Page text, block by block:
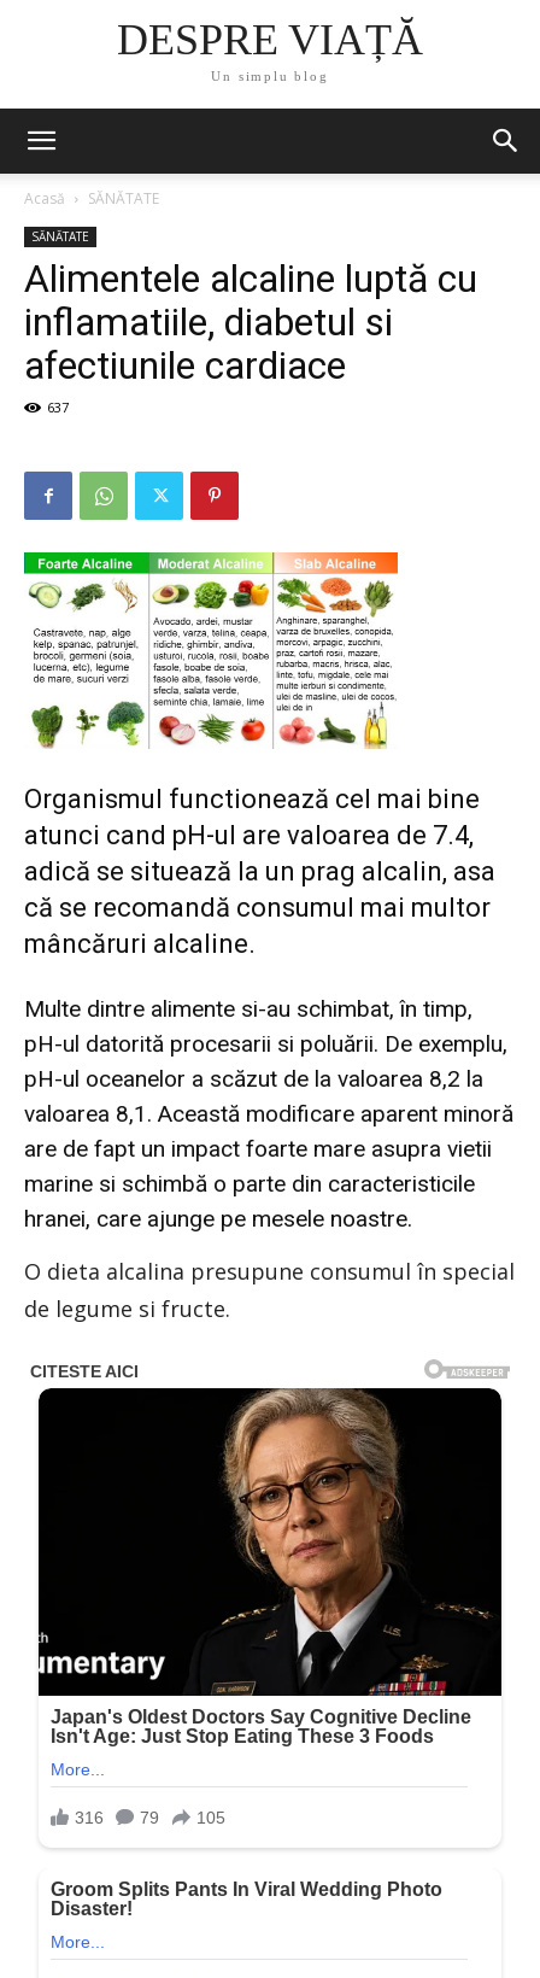
DESPRE VIAȚĂ
Un simplu blog
Acasă SĂNĂTATE
SĂNĂTATE
Alimentele alcaline luptă cu
inflamatiile, diabetul si
afectiunile cardiace
637
Organismul functionează cel mai bine
atunci cand pH-ul are valoarea de 7.4,
adică se situează la un prag alcalin, asa
că se recomandă consumul mai multor
mâncăruri alcaline.
Multe dintre alimente si-au schimbat, în timp,
pH-ul datorită procesarii si poluării. De exemplu,
pH-ul oceanelor a scăzut de la valoarea 8,2 la
valoarea 8,1. Această modificare aparent minoră
are de fapt un impact foarte mare asupra vietii
marine si schimbă o parte din caracteristicile
hranei, care ajunge pe mesele noastre.
O dieta alcalina presupune consumul în special
de legume si fructe.